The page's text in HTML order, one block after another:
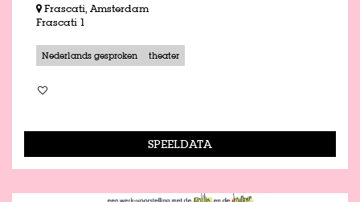
Frascati, Amsterdam
Frascati 1
Nederlands gesproken theater
SPEELDATA